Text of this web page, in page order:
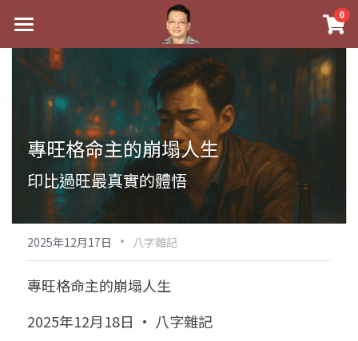
0
最新消息
關於我
實體經營
祖傳命理
手工印鑑
課程介紹
五行八字學
後天派陽宅
Blog
黃金會員專區
八字雜記
心靈成長
試閱專區
Podcast聽書
團隊訓練營
線上學苑
八字初階班1
命理商城
專旺格命主的崩塌人生
印比過旺最真實的體悟
2025年12月17日 · 八字雜記
專旺格命主的崩塌人生
2025年12月18日 · 八字雜記
×
商品分類
八字線上完整班
科學八字推理PDF
《十神高階實戰錄》完整典藏版
1美元超值PDF